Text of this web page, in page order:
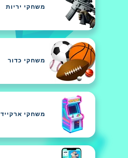
משחקי יריות
משחקי כדור
משחקי ארקייד